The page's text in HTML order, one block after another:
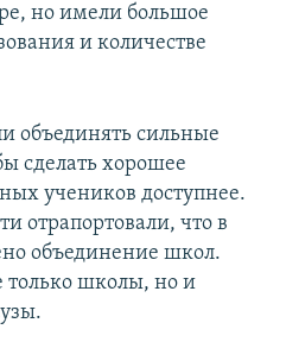
но имели большое
и количестве
объединять сильные
сделать хорошее
учеников доступнее.
отрапортовали, что в
объединение школ.
школы, но и